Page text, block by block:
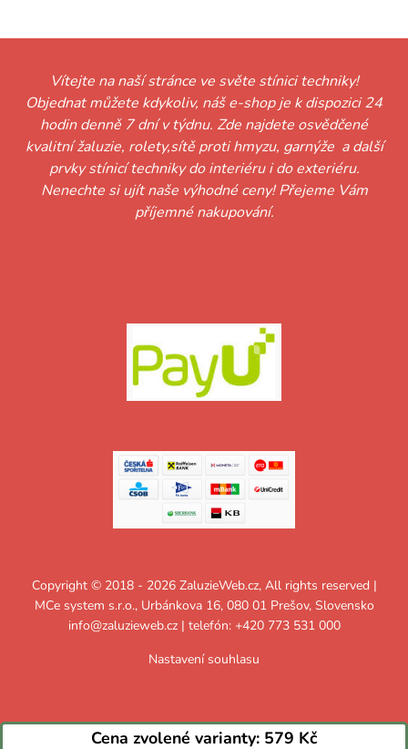
Cena zvolené varianty: 579 Kč
Vítejte na naší stránce ve světe stínici techniky!
Objednat můžete kdykoliv, náš e-shop je k dispozici 24
hodin denně 7 dní v týdnu. Zde najdete osvědčené
kvalitní žaluzie, rolety,sítě proti hmyzu, garnýže a další
prvky stínicí techniky do interiéru i do exteriéru.
Nenechte si ujít naše výhodné ceny! Přejeme Vám
příjemné nakupování.
Copyright © 2018 - 2026 ZaluzieWeb.cz, All rights reserved |
MCe system s.r.o., Urbánkova 16, 080 01 Prešov, Slovensko
info@zaluzieweb.cz| telefón: +420 773 531 000
Nastavení souhlasu